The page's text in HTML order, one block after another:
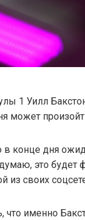
1 Уилл
может
конце дня
это будет
из своих
что именно